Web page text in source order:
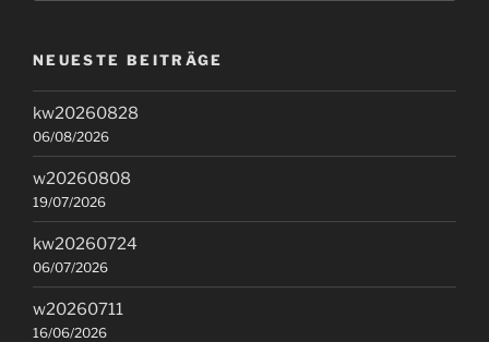
NEUESTE BEITRÄGE
kw20260828
06/08/2026
w20260808
19/07/2026
kw20260724
06/07/2026
w20260711
16/06/2026